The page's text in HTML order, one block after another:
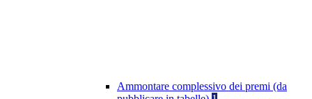
Ammontare complessivo dei premi (da